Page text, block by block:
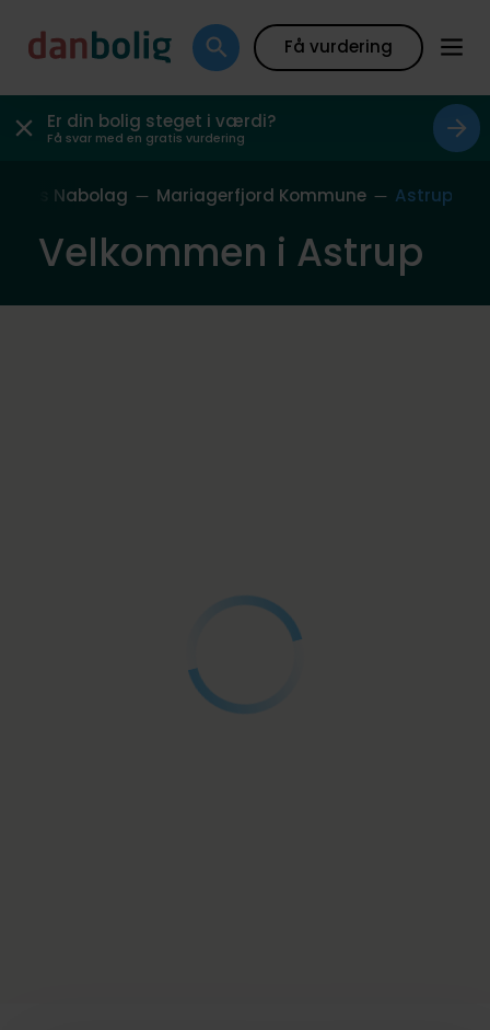
Få vurdering
Er din bolig steget i værdi?
Få svar med en gratis vurdering
Vores Nabolag Mariagerfjord Kommune Astrup
Velkommen i Astrup